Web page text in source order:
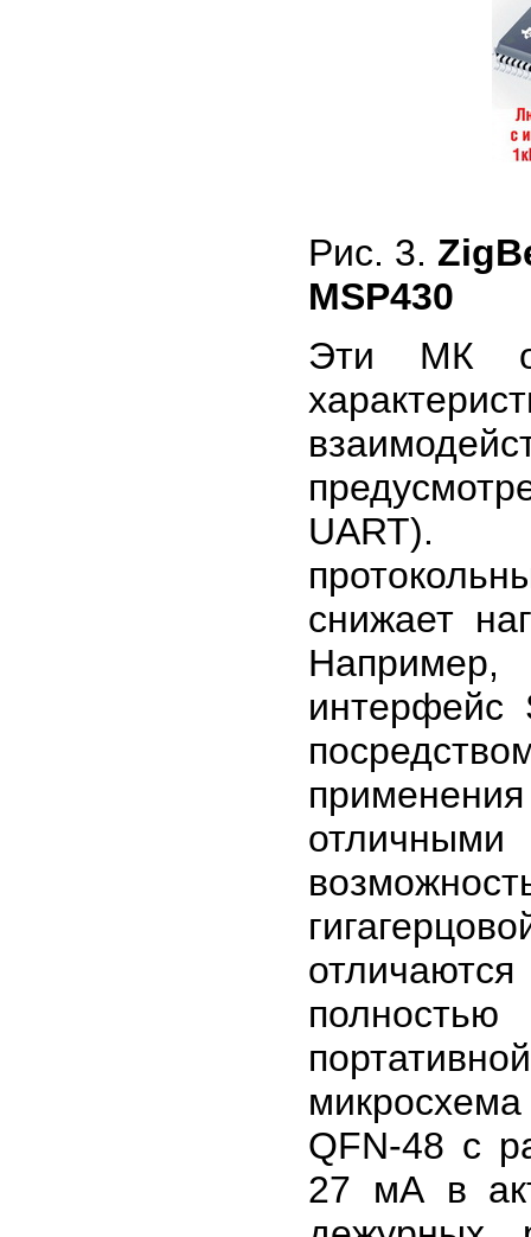
Рис. 3.
MSP430
Эти МК
UART).
снижает
интерфейс
QFN-48 с
27 мА в